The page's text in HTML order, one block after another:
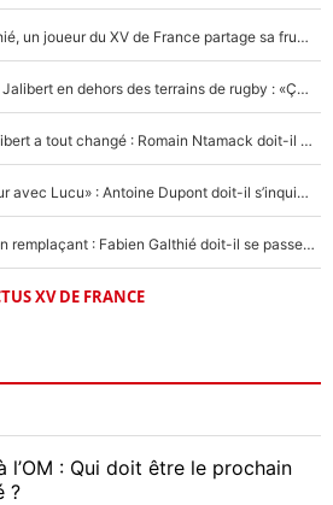
Mis de côté par Fabien Galthié, un joueur du XV de France partage sa frustration : «ils ne me l’ont pas dit tout de suite»
La raison d'être de Matthieu Jalibert en dehors des terrains de rugby : «Ça m'atteint autant que si tu touches à un membre de ma famille»
XV de France - Matthieu Jalibert a tout changé : Romain Ntamack doit-il s’inquiéter pour sa place à un an de la Coupe du monde ?
«Le XV de France est meilleur avec Lucu» : Antoine Dupont doit-il s’inquiéter pour sa place ?
Le XV de France a trouvé son remplaçant : Fabien Galthié doit-il se passer d'Antoine Dupont ?
XV DE FRANCE
l’OM : Qui doit être le prochain
?